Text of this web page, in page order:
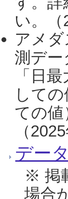
い。（
アメ
測デー
「日
して
ての
（
デー
※ 掲
場合